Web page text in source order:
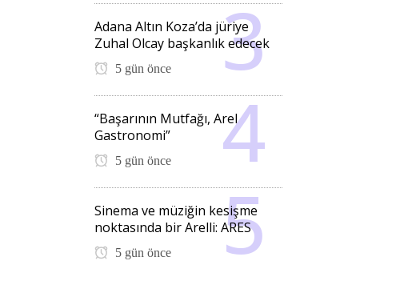
Adana Altın Koza’da jüriye
Zuhal Olcay başkanlık edecek
5 gün önce
“Başarının Mutfağı, Arel
Gastronomi”
5 gün önce
Sinema ve müziğin kesişme
noktasında bir Arelli: ARES
5 gün önce